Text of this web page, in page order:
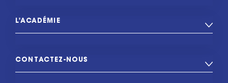
L'ACADÉMIE
CONTACTEZ-NOUS